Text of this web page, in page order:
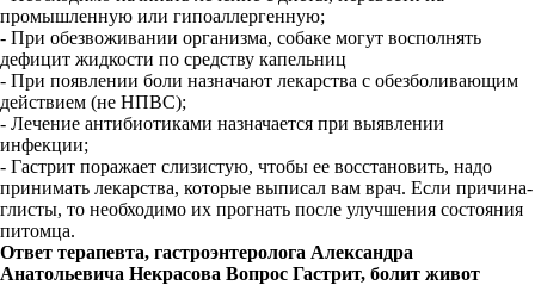
промышленную или гипоаллергенную;
- При обезвоживании организма, собаке могут восполнять
дефицит жидкости по средству капельниц
- При появлении боли назначают лекарства с обезболивающим
действием (не НПВС);
- Лечение антибиотиками назначается при выявлении
инфекции;
- Гастрит поражает слизистую, чтобы ее восстановить, надо
принимать лекарства, которые выписал вам врач. Если причина-
глисты, то необходимо их прогнать после улучшения состояния
питомца.
Ответ терапевта, гастроэнтеролога Александра
Анатольевича Некрасова Вопрос Гастрит, болит живот